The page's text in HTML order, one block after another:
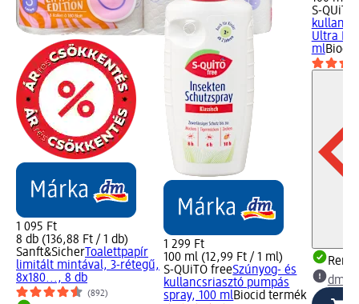
1 095 Ft
8 db (136,88 Ft / 1 db)
Sanft&SicherToalettpapír
limitált mintával, 3-rétegű,
8x180..., 8 db
(892)
1 299 Ft
100 ml (12,99 Ft / 1 ml)
S-QUiTO freeSzúnyog- és
kullancsriasztó pumpás
spray, 100 mlBiocid termék
S-
Ultra
ml
dm